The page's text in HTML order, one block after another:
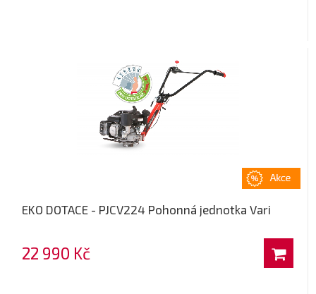
EKO DOTACE - PJCV224 Pohonná jednotka Vari
22 990 Kč